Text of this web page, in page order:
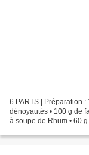
6 PARTS | Préparation
dénoyautés • 100 g de
à soupe de Rhum • 60